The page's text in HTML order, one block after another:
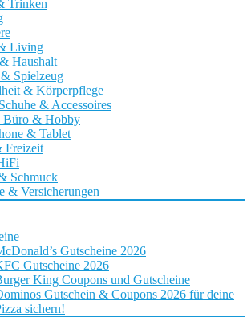
Trinken
Living
Haushalt
Spielzeug
& Körperpflege
& Accessoires
Büro & Hobby
& Tablet
Freizeit
Schmuck
& Versicherungen
Gutscheine 2026
Gutscheine 2026
King Coupons und Gutscheine
Gutschein & Coupons 2026 für deine
sichern!